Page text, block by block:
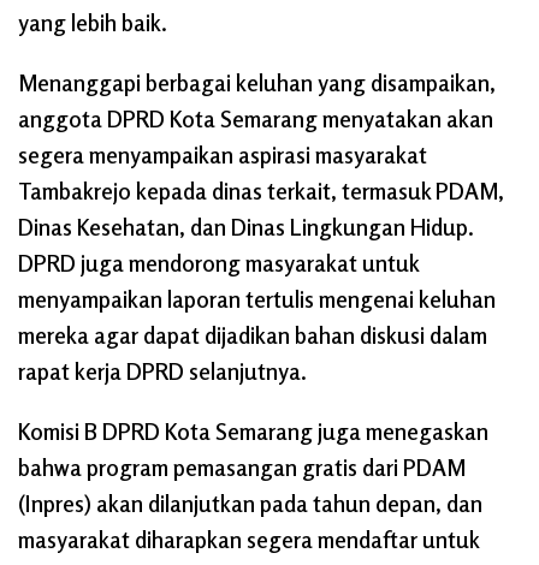
yang lebih baik.
Menanggapi berbagai keluhan yang disampaikan,
anggota DPRD Kota Semarang menyatakan akan
segera menyampaikan aspirasi masyarakat
Tambakrejo kepada dinas terkait, termasuk PDAM,
Dinas Kesehatan, dan Dinas Lingkungan Hidup.
DPRD juga mendorong masyarakat untuk
menyampaikan laporan tertulis mengenai keluhan
mereka agar dapat dijadikan bahan diskusi dalam
rapat kerja DPRD selanjutnya.
Komisi B DPRD Kota Semarang juga menegaskan
bahwa program pemasangan gratis dari PDAM
(Inpres) akan dilanjutkan pada tahun depan, dan
masyarakat diharapkan segera mendaftar untuk